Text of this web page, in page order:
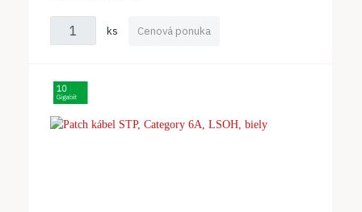
ks Cenová ponuka